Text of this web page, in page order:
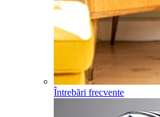
Întrebări frecvente